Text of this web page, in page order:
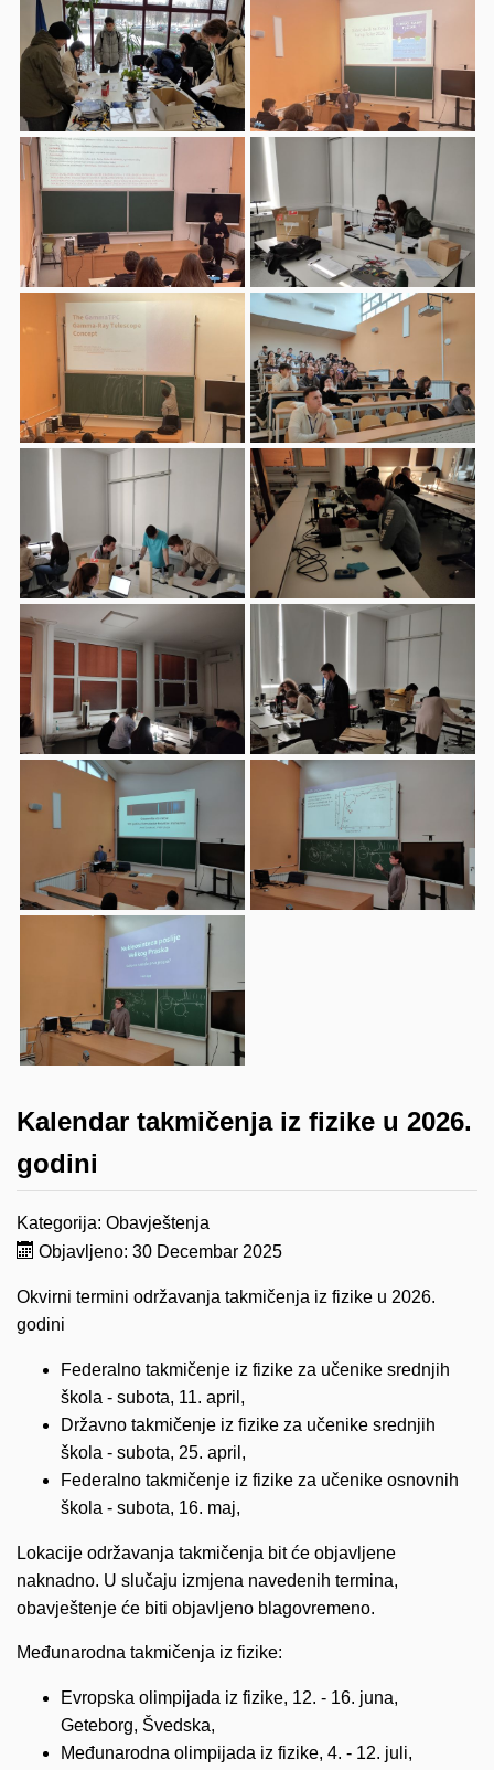
Kalendar takmičenja iz fizike u 2026.
godini
Kategorija: Obavještenja
Objavljeno: 30 Decembar 2025
Okvirni termini održavanja takmičenja iz fizike u 2026.
godini
Federalno takmičenje iz fizike za učenike srednjih
škola - subota, 11. april,
Državno takmičenje iz fizike za učenike srednjih
škola - subota, 25. april,
Federalno takmičenje iz fizike za učenike osnovnih
škola - subota, 16. maj,
Lokacije održavanja takmičenja bit će objavljene
naknadno. U slučaju izmjena navedenih termina,
obavještenje će biti objavljeno blagovremeno.
Međunarodna takmičenja iz fizike:
Evropska olimpijada iz fizike, 12. - 16. juna,
Geteborg, Švedska,
Međunarodna olimpijada iz fizike, 4. - 12. juli,